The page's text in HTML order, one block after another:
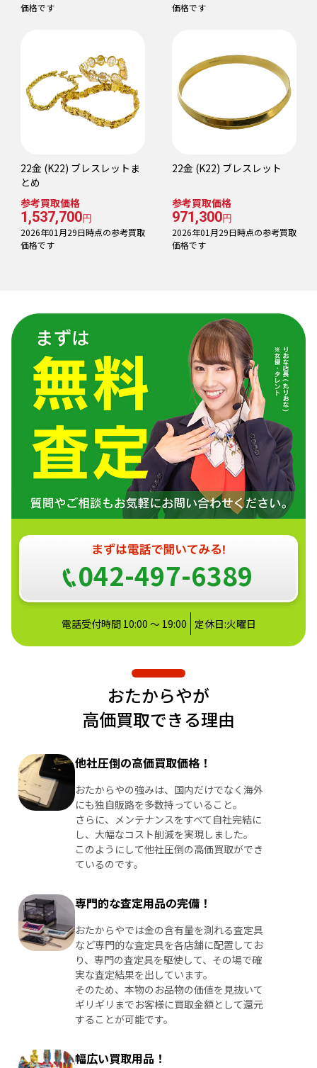
価格です
価格です
22金 (K22) ブレスレットま
とめ
参考買取価格
1,537,700円
2026年01月29日時点の参考買取
価格です
22金 (K22) ブレスレット
参考買取価格
971,300円
2026年01月29日時点の参考買取
価格です
042-497-6389
電話受付時間 10:00 ～ 19:00 定休日:火曜日
おたからやが
高価買取できる理由
他社圧倒の高価買取価格！
おたからやの強みは、国内だけでなく海外
にも独自販路を多数持っていること。
さらに、メンテナンスをすべて自社完結に
し、大幅なコスト削減を実現しました。
このようにして他社圧倒の高価買取ができ
ているのです。
専門的な査定用品の完備！
おたからやでは金の含有量を測れる査定具
など専門的な査定具を各店舗に配置してお
り、専門の査定具を駆使して、その場で確
実な査定結果を出しています。
そのため、本物のお品物の価値を見抜いて
ギリギリまでお客様に買取金額として還元
することが可能です。
幅広い買取用品！